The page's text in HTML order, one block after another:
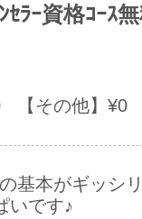
ｾﾗｰ資格ｺｰｽ
【その他】¥0
基本がギッシ
いです♪